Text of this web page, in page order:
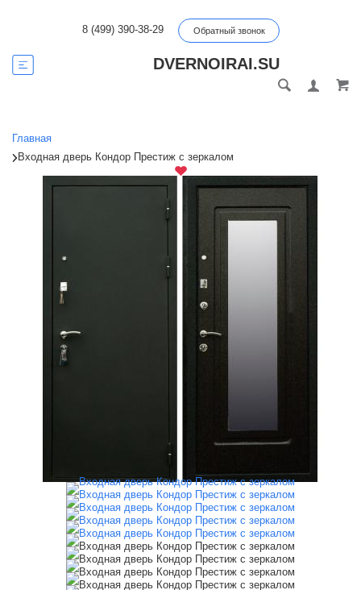
8 (499) 390-38-29 Обратный звонок
DVERNOIRAI.SU
Главная
Входная дверь Кондор Престиж с зеркалом